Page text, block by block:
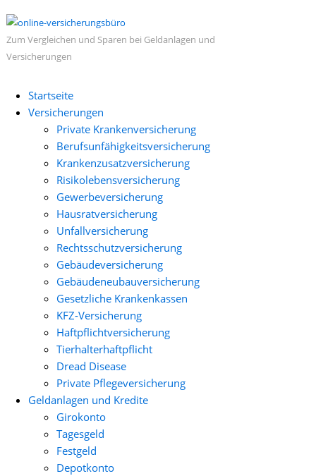
Zum Vergleichen und Sparen bei Geldanlagen und
Versicherungen
Startseite
Versicherungen
Private Krankenversicherung
Berufsunfähigkeitsversicherung
Krankenzusatzversicherung
Risikolebensversicherung
Gewerbeversicherung
Hausratversicherung
Unfallversicherung
Rechtsschutzversicherung
Gebäudeversicherung
Gebäudeneubauversicherung
Gesetzliche Krankenkassen
KFZ-Versicherung
Haftpflichtversicherung
Tierhalterhaftpflicht
Dread Disease
Private Pflegeversicherung
Geldanlagen und Kredite
Girokonto
Tagesgeld
Festgeld
Depotkonto